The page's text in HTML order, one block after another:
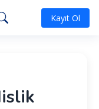
Kayıt Ol